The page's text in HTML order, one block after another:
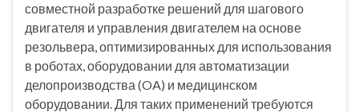
совместной разработке решений для шагового
двигателя и управления двигателем на основе
резольвера, оптимизированных для использования
в роботах, оборудовании для автоматизации
делопроизводства (OA) и медицинском
оборудовании. Для таких применений требуются